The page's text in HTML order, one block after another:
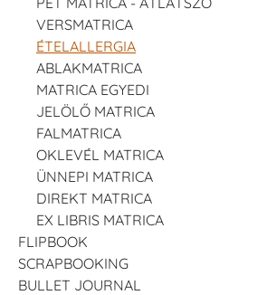
VERSMATRICA
ÉTELALLERGIA
ABLAKMATRICA
MATRICA EGYEDI
JELÖLŐ MATRICA
FALMATRICA
OKLEVÉL MATRICA
ÜNNEPI MATRICA
DIREKT MATRICA
EX LIBRIS MATRICA
FLIPBOOK
SCRAPBOOKING
BULLET JOURNAL